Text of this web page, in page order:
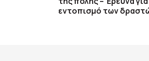
εντοπισμό των